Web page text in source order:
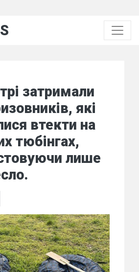
затримали
які
втекти на
тюбінгах,
лише